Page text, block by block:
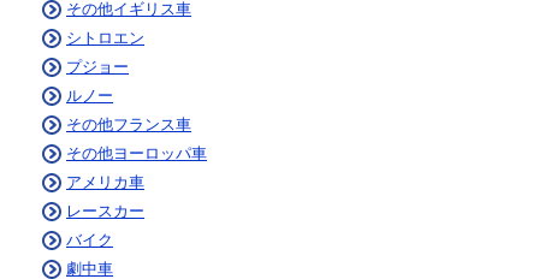
その他イギリス車
シトロエン
プジョー
ルノー
その他フランス車
その他ヨーロッパ車
アメリカ車
レースカー
バイク
劇中車